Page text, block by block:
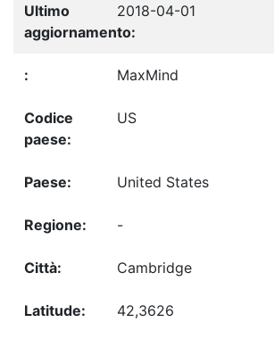
2018-04-01
MaxMind
US
United States
-
Cambridge
42,3626